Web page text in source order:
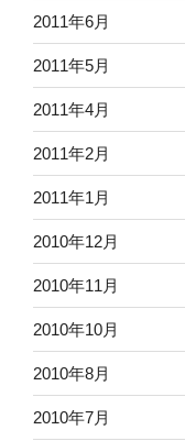
2011年6月
2011年5月
2011年4月
2011年2月
2011年1月
2010年12月
2010年11月
2010年10月
2010年8月
2010年7月